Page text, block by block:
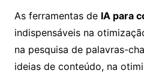
As ferramentas de IA para
indispensáveis na
na pesquisa de palavras-
ideias de conteúdo, na